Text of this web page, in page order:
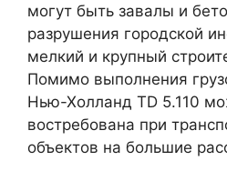
могут быть завалы и
разрушения городской
мелкий и крупный
Помимо выполнения
Нью-Холланд TD 5.110
востребована при
объектов на большие